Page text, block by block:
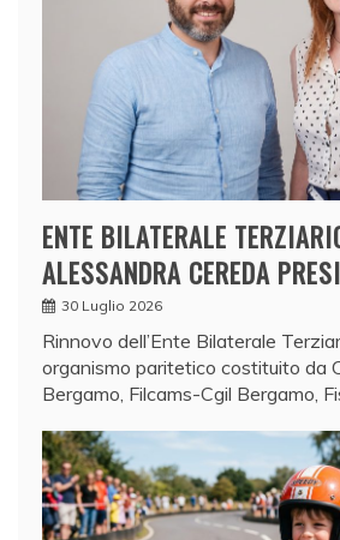
ENTE BILATERALE
ALESSANDRA CEREDA
30 Luglio 2026
Rinnovo dell’Ente Bilaterale
organismo paritetico costituito da
Bergamo, Filcams-Cgil Bergamo,